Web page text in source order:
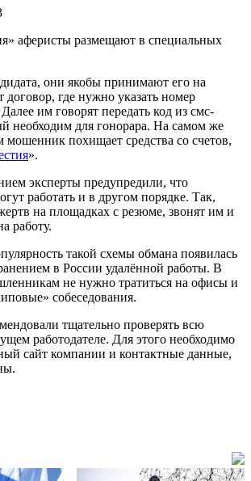
аферисты размещают в специальных
они якобы принимают его на
где нужно указать номер
им говорят передать код из смс-
необходим для гонорара. На самом же
мошенник похищает средства со счетов,
».
эксперты предупредили, что
работать и в другом порядке. Так,
на площадках с резюме, звонят им и
работу.
такой схемы обмана появилась
в России удалённой работы. В
не нужно тратиться на офисы и
собеседования.
тщательно проверять всю
работодателе. Для этого необходимо
сайт компании и контактные данные,